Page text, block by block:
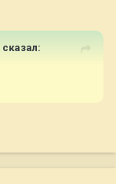
сказал: